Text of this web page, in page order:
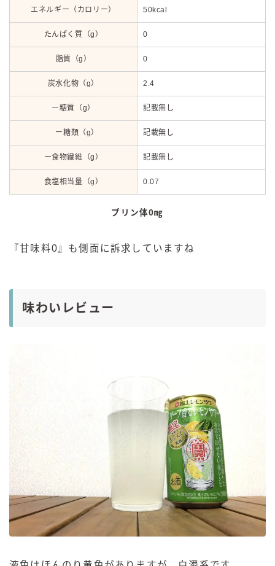
エネルギー（カロリー） 50kcal
たんぱく質（g） 0
脂質（g） 0
炭水化物（g） 2.4
ー糖質（g） 記載無し
ー糖類（g） 記載無し
ー食物繊維（g） 記載無し
食塩相当量（g） 0.07
プリン体0㎎
『甘味料0』も側面に訴求していますね
味わいレビュー